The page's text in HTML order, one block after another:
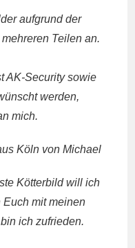
aufgrund der
Teilen an.
AK-Security sowie
werden,
mich.
Köln von Michael
Kötterbild will ich
mit meinen
ich zufrieden.